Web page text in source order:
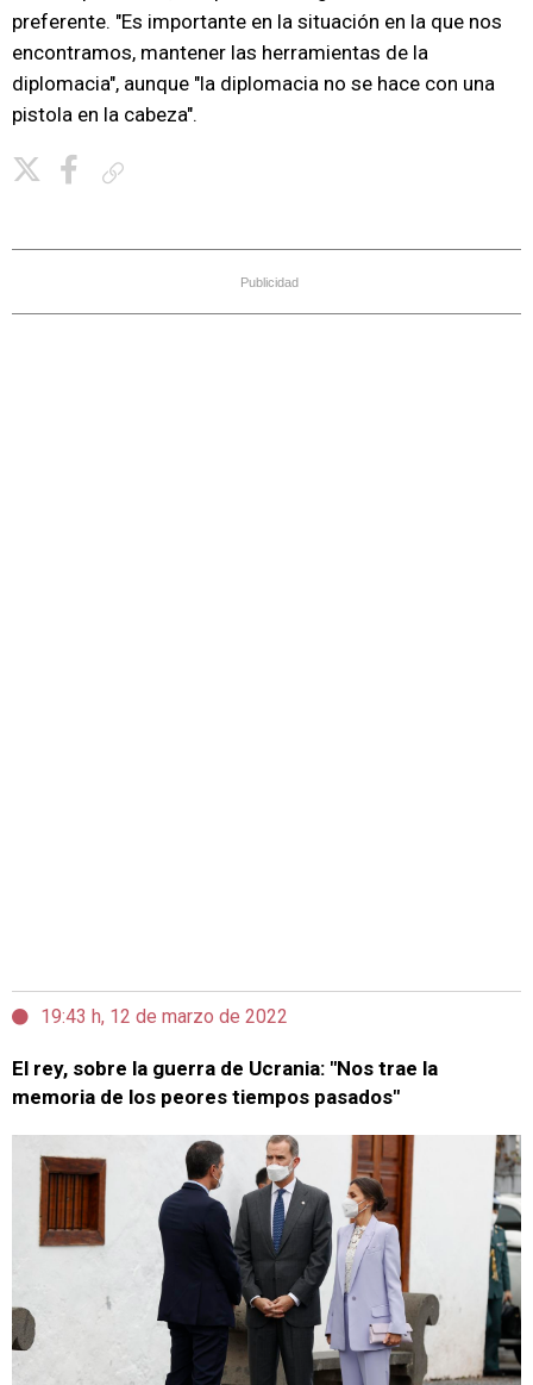
preferente. "Es importante en la situación en la que nos
encontramos, mantener las herramientas de la
diplomacia", aunque "la diplomacia no se hace con una
pistola en la cabeza".
Publicidad
19:43 h, 12 de marzo de 2022
El rey, sobre la guerra de Ucrania: "Nos trae la
memoria de los peores tiempos pasados"